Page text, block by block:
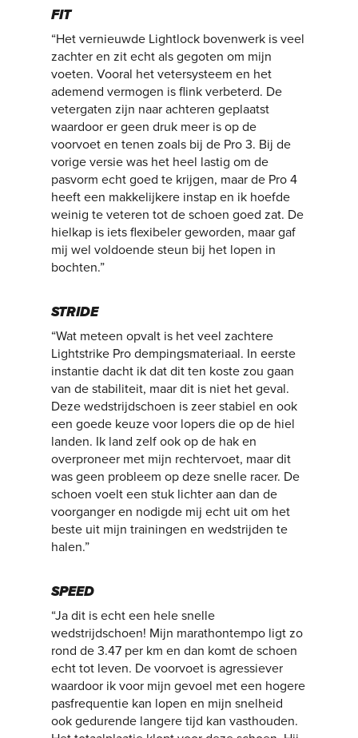
FIT
“Het vernieuwde Lightlock bovenwerk is veel
zachter en zit echt als gegoten om mijn
voeten. Vooral het vetersysteem en het
ademend vermogen is flink verbeterd. De
vetergaten zijn naar achteren geplaatst
waardoor er geen druk meer is op de
voorvoet en tenen zoals bij de Pro 3. Bij de
vorige versie was het heel lastig om de
pasvorm echt goed te krijgen, maar de Pro 4
heeft een makkelijkere instap en ik hoefde
weinig te veteren tot de schoen goed zat. De
hielkap is iets flexibeler geworden, maar gaf
mij wel voldoende steun bij het lopen in
bochten.”
STRIDE
“Wat meteen opvalt is het veel zachtere
Lightstrike Pro dempingsmateriaal. In eerste
instantie dacht ik dat dit ten koste zou gaan
van de stabiliteit, maar dit is niet het geval.
Deze wedstrijdschoen is zeer stabiel en ook
een goede keuze voor lopers die op de hiel
landen. Ik land zelf ook op de hak en
overproneer met mijn rechtervoet, maar dit
was geen probleem op deze snelle racer. De
schoen voelt een stuk lichter aan dan de
voorganger en nodigde mij echt uit om het
beste uit mijn trainingen en wedstrijden te
halen.”
SPEED
“Ja dit is echt een hele snelle
wedstrijdschoen! Mijn marathontempo ligt zo
rond de 3.47 per km en dan komt de schoen
echt tot leven. De voorvoet is agressiever
waardoor ik voor mijn gevoel met een hogere
pasfrequentie kan lopen en mijn snelheid
ook gedurende langere tijd kan vasthouden.